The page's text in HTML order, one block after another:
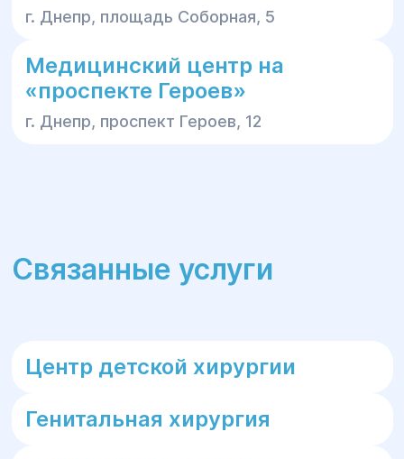
провести инвазивные диагностические
предварительным обезболиванием;
назначить дополнительные
инструментальные, лабораторные
исследования;
госпитализацию.
консультация онлайн
проходить в формате переписки,
г. Днепр, площадь Соборная, 5
Медицинский центр на
«проспекте Героев»
г. Днепр, проспект Героев, 12
Связанные услуги
Центр детской хирургии
Генитальная хирургия